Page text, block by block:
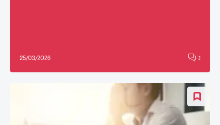
25/03/2026 2